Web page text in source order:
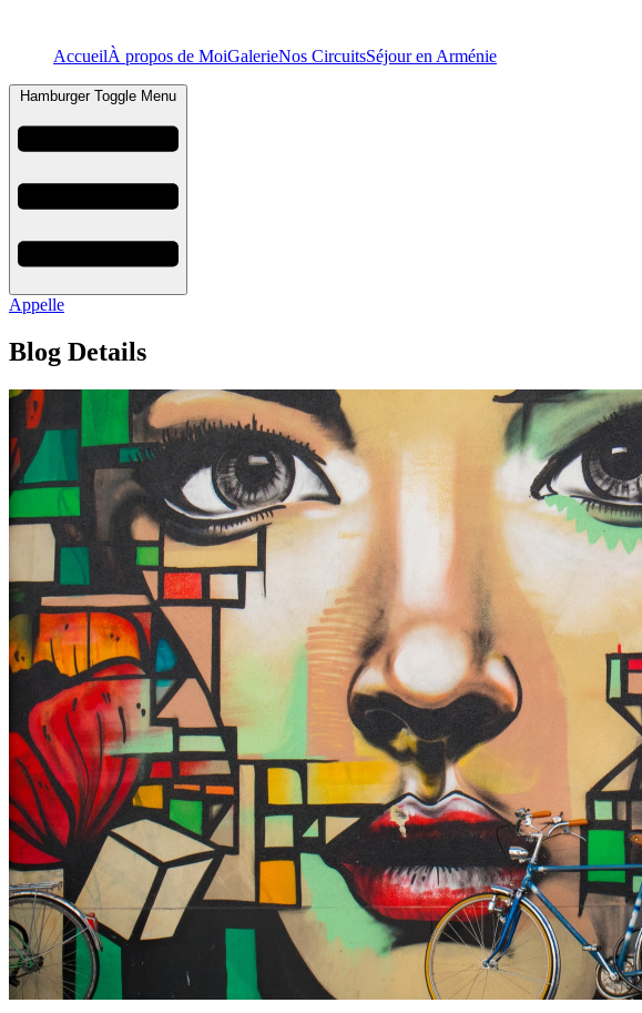
AccueilÀ propos de MoiGalerieNos CircuitsSéjour en Arménie
Hamburger Toggle Menu
Appelle
Blog Details